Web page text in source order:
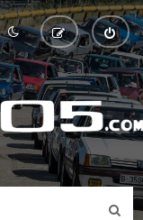
B